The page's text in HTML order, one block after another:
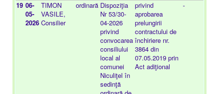
19 06-
05-
2026
TIMON
VASILE,
Consilier
ordinară Dispoziţia
Nr 53/30-
04-2026
privind
convocarea
consiliului
local al
comunei
Niculiţel în
sedinţă
privind
aprobarea
prelungirii
contractului de
închiriere nr.
3864 din
07.05.2019 prin
Act adiţional
-